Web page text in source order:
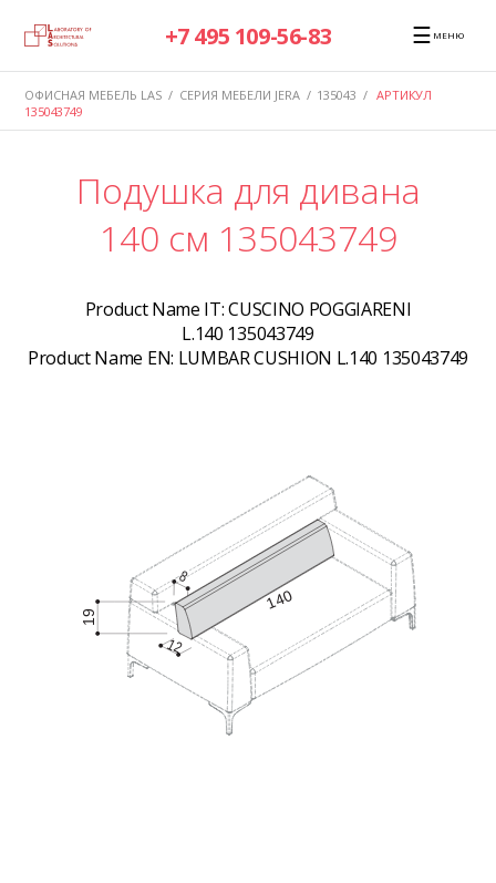
+7 495 109-56-83 ☰ МЕНЮ
ОФИСНАЯ МЕБЕЛЬ LAS / СЕРИЯ МЕБЕЛИ JERA / 135043 / АРТИКУЛ
135043749
Подушка для дивана
140 см 135043749
Product Name IT:CUSCINO POGGIARENI
L.140 135043749
Product Name EN: LUMBAR CUSHION L.140 135043749